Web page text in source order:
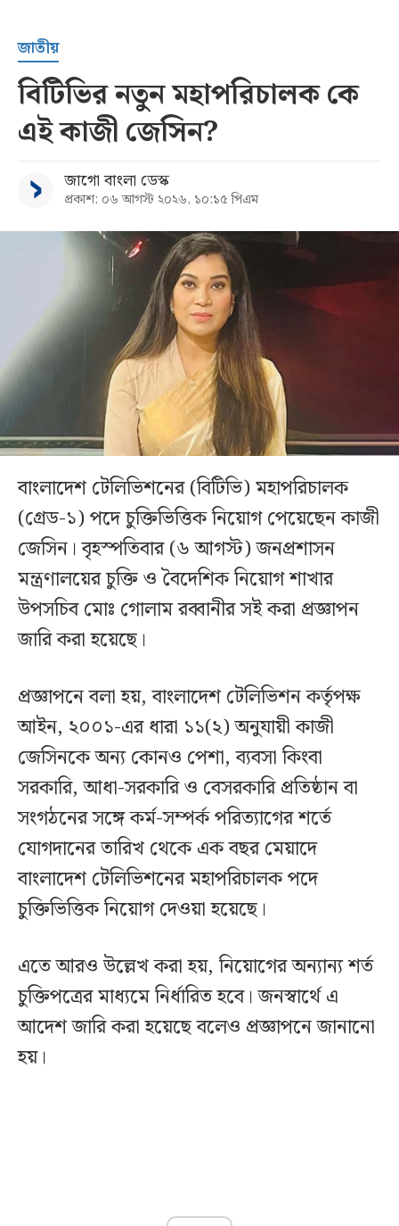
জাতীয়
বিটিভির নতুন মহাপরিচালক কে
এই কাজী জেসিন?
জাগো বাংলা ডেস্ক
প্রকাশ: ০৬ আগস্ট ২০২৬, ১০:১৫ পিএম
বাংলাদেশ টেলিভিশনের (বিটিভি) মহাপরিচালক
(গ্রেড-১) পদে চুক্তিভিত্তিক নিয়োগ পেয়েছেন কাজী
জেসিন। বৃহস্পতিবার (৬ আগস্ট) জনপ্রশাসন
মন্ত্রণালয়ের চুক্তি ও বৈদেশিক নিয়োগ শাখার
উপসচিব মোঃ গোলাম রব্বানীর সই করা প্রজ্ঞাপন
জারি করা হয়েছে।
প্রজ্ঞাপনে বলা হয়, বাংলাদেশ টেলিভিশন কর্তৃপক্ষ
আইন, ২০০১-এর ধারা ১১(২) অনুযায়ী কাজী
জেসিনকে অন্য কোনও পেশা, ব্যবসা কিংবা
সরকারি, আধা-সরকারি ও বেসরকারি প্রতিষ্ঠান বা
সংগঠনের সঙ্গে কর্ম-সম্পর্ক পরিত্যাগের শর্তে
যোগদানের তারিখ থেকে এক বছর মেয়াদে
বাংলাদেশ টেলিভিশনের মহাপরিচালক পদে
চুক্তিভিত্তিক নিয়োগ দেওয়া হয়েছে।
এতে আরও উল্লেখ করা হয়, নিয়োগের অন্যান্য শর্ত
চুক্তিপত্রের মাধ্যমে নির্ধারিত হবে। জনস্বার্থে এ
আদেশ জারি করা হয়েছে বলেও প্রজ্ঞাপনে জানানো
হয়।